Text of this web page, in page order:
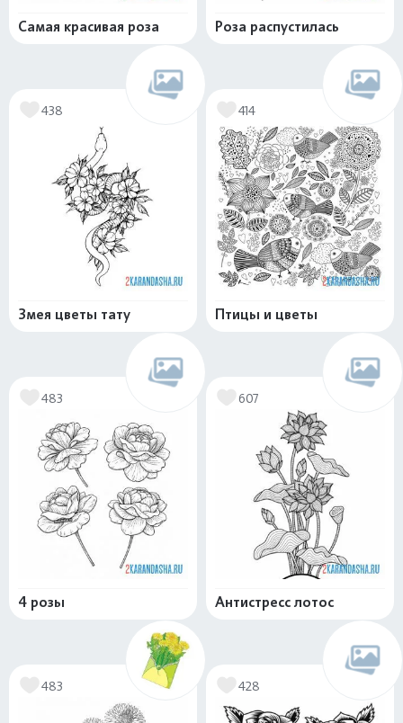
Самая красивая роза Роза распустилась
438
Змея цветы тату
414
Птицы и цветы
483
4 розы
607
Антистресс лотос
483 428